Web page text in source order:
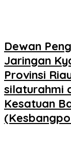
Dewan
Jaringan
Provinsi
silaturahmi
Kesatuan